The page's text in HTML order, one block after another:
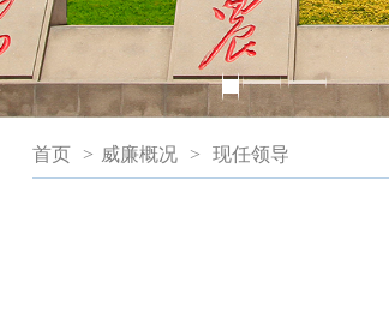
首页 > 威廉概况 > 现任领导